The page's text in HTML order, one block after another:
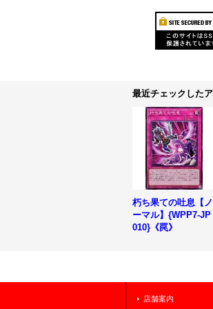
最近チェックした
朽ち果ての吐息【ノ
ーマル】{WPP7-JP
010}《罠》
店舗案内